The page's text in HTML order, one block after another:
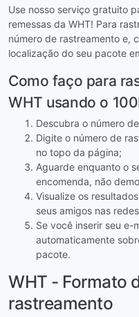
Use nosso serviço gratuito
remessas da WHT! Para
número de rastreamento e,
localização do seu pacote
Como faço para
WHT usando o
Descubra o número
Digite o número de
no topo da página;
Aguarde enquanto o
encomenda, não
Visualize os
seus amigos nas
Se você inserir seu e-
automaticamente
pacote.
WHT - Formato
rastreamento